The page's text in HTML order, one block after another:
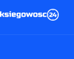
do